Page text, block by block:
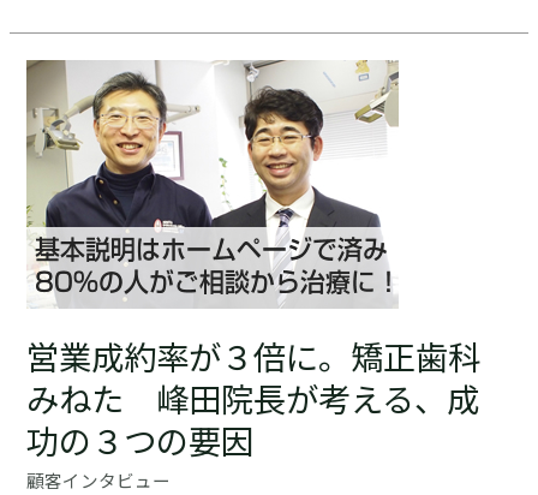
驚
い
て
ま
す
の
ホ
ム
ペ
ジ
制
作
よ
っ
て
戦
略・
営業成約率が３倍に。矯正歯科
みねた 峰田院長が考える、成
功の３つの要因
顧客インタビュー